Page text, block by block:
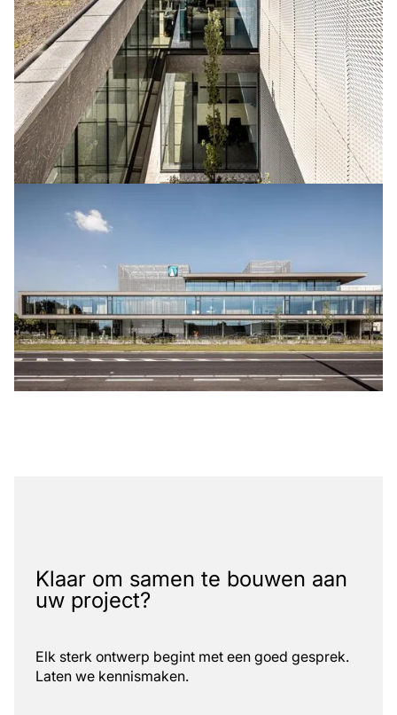
Klaar om samen te bouwen aan
uw project?
Elk sterk ontwerp begint met een goed gesprek.
Laten we kennismaken.